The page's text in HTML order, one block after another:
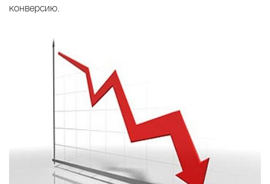
конверсию.